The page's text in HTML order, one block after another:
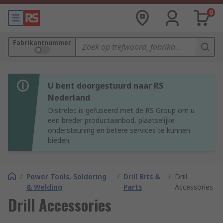
0
Fabrikantnummer
U bent doorgestuurd naar RS
Nederland
Distrelec is gefuseerd met de RS Group om u
een breder productaanbod, plaatselijke
ondersteuning en betere services te kunnen
bieden.
/ Power Tools, Soldering
& Welding
/ Drill Bits &
Parts
/ Drill
Accessories
Drill Accessories